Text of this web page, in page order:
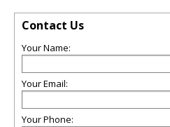
Contact Us
Your Name:
Your Email:
Your Phone: